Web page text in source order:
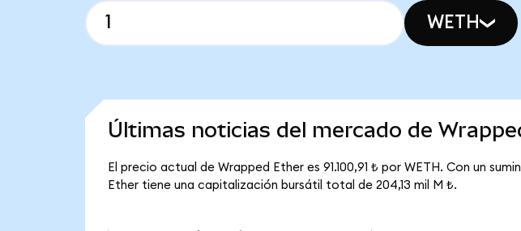
WETH
Últimas noticias del mercado de
El precio actual de Wrapped Ether es 91.100,91 ₺ por WETH. Con un
Ether tiene una capitalización bursátil total de 204,13 mil M ₺.